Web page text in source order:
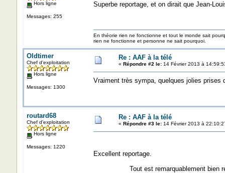
Hors ligne
Messages: 255
Superbe reportage, et on dirait que Jean-
En théorie rien ne fonctionne et tout le monde sait
rien ne fonctionne et personne ne sait pourquoi.
Oldtimer
Chef d'exploitation
Hors ligne
Messages: 1300
Re : AAF à la télé
« Répondre #2 le:14 Février 2013 à
Vraiment très sympa, quelques jolies
routard68
Chef d'exploitation
Hors ligne
Messages: 1220
Re : AAF à la télé
« Répondre #3 le:14 Février 2013 à
Excellent reportage.
Tout est remarquablement bien